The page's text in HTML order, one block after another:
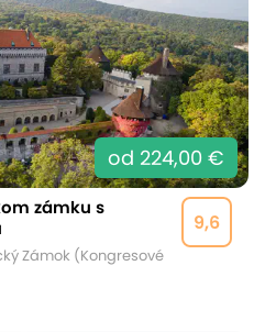
od 224,00 €
9,6
zámku s
Zámok (Kongresové